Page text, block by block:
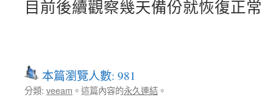
目前後續觀察幾天備份就恢復正常
本篇瀏覽人數: 981
分類: veeam 。這篇內容的永久連結 。